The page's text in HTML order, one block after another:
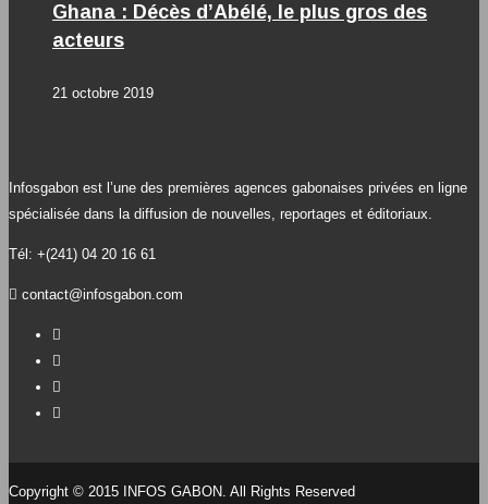
Ghana : Décès d’Abélé, le plus gros des
acteurs
21 octobre 2019
Infosgabon est l’une des premières agences gabonaises privées en ligne
spécialisée dans la diffusion de nouvelles, reportages et éditoriaux.
Tél: +(241) 04 20 16 61
contact@infosgabon.com
Copyright © 2015 INFOS GABON. All Rights Reserved